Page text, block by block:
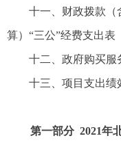
十一、财政拨款（
算）“三公”经费支出表
十二、政府购买服
十三、项目支出绩
第一部分 2021年